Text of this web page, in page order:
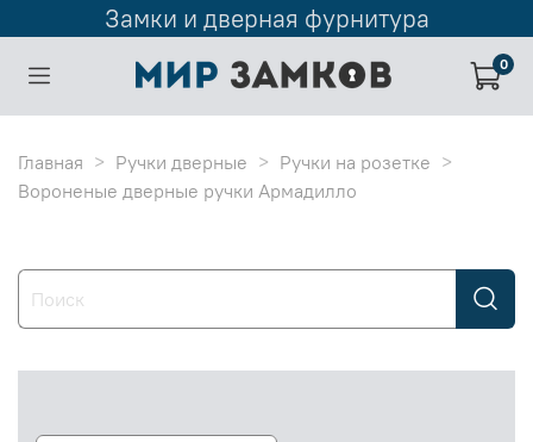
Замки и дверная фурнитура
0
Главная Ручки дверные
Ручки на розетке
Вороненые дверные ручки Армадилло